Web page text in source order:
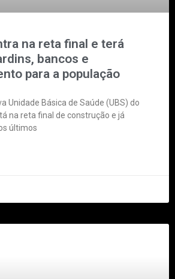
na reta final e terá
bancos e
para a população
Unidade Básica de Saúde (UBS) do
na reta final de construção e já
últimos